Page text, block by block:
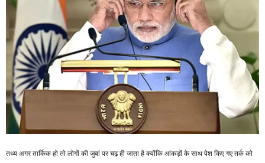
तथ्य अगर तार्किक हो तो लोगों की जुबां पर चढ़ ही जाता है क्योंकि आंकड़ों के साथ पेश किए गए तर्क को